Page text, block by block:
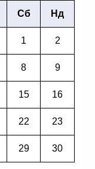
Сб Нд
1 2
8 9
15 16
22 23
29 30